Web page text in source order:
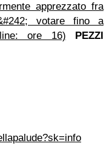
apprezzato fra
votare fino a
ore 16)
PEZZI